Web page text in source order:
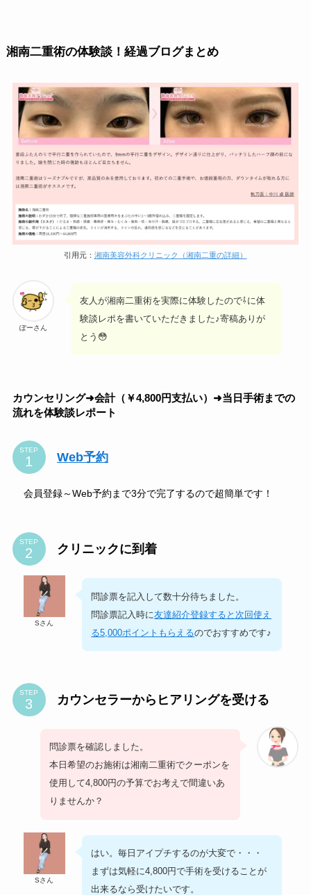
湘南二重術の体験談！経過ブログまとめ
引用元： 湘南美容外科クリニック（湘南二重の詳細）
ぽーさん
友人が湘南二重術を実際に体験したので⇩に体
験談レポを書いていただきました♪寄稿ありが
とう😳
カウンセリング➜会計（￥4,800円支払い）➜当日手術までの
流れを体験談レポート
STEP
Web予約
会員登録～Web予約まで3分で完了するので超簡単です！
STEP
クリニックに到着
Sさん
問診票を記入して数十分待ちました。
問診票記入時に友達紹介登録すると次回使え
る5,000ポイントもらえるのでおすすめです♪
STEP
カウンセラーからヒアリングを受ける
問診票を確認しました。
本日希望のお施術は湘南二重術でクーポンを
使用して4,800円の予算でお考えで間違いあ
りませんか？
Sさん
はい。毎日アイプチするのが大変で・・・
まずは気軽に4,800円で手術を受けることが
出来るなら受けたいです。